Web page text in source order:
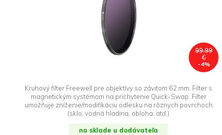
99.99
€
-4%
Kruhový filter Freewell pre objektívy so závitom 62 mm. Filter s
magnetickým systémom na prichytenie Quick-Swap. Filter
umožňuje zníženie/modifikáciu odlesku na rôznych povrchoch
(sklo, vodná hladina, obloha, atď.)
na sklade u dodávateľa